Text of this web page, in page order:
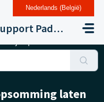
Support Paddle Drupal 11
laten
Nederlands (België)